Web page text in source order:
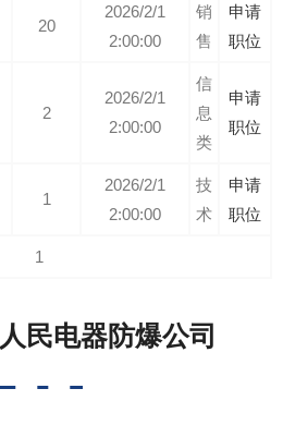
20
2026/2/1
2:00:00
销
售
申请
职位
2
2026/2/1
2:00:00
信
息
类
申请
职位
1
2026/2/1
2:00:00
技
术
申请
职位
1
民电器防爆公司